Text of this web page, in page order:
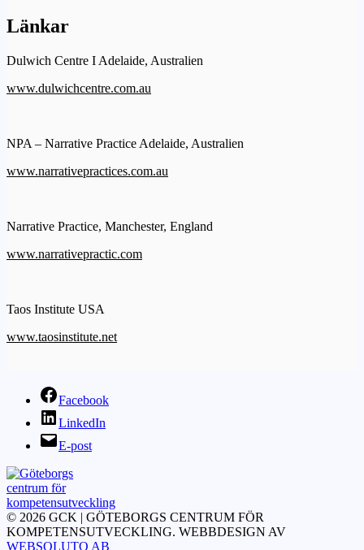
Länkar
Dulwich Centre I Adelaide, Australien
www.dulwichcentre.com.au
NPA – Narrative Practice Adelaide, Australien
www.narrativepractices.com.au
Narrative Practice, Manchester, England
www.narrativepractic.com
Taos Institute USA
www.taosinstitute.net
Facebook
LinkedIn
E-post
© 2026 GCK | GÖTEBORGS CENTRUM FÖR
KOMPETENSUTVECKLING. WEBBDESIGN AV
WEBSOLUTO AB